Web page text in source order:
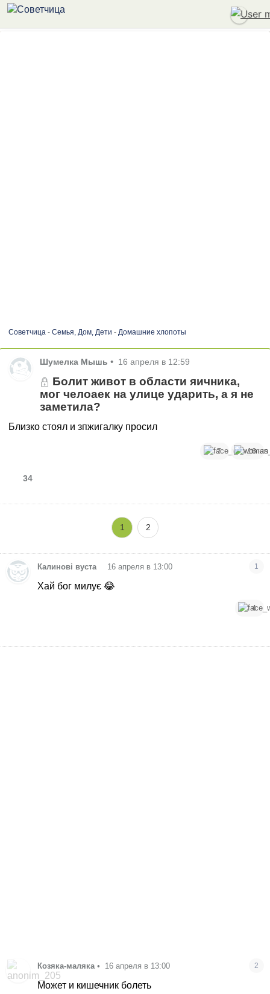
Советчица- Семья, Дом, Дети - Домашние хлопоты
Шумелка Мышь • 16 апреля в 12:59
Болит живот в области яичника,
мог челоаек на улице ударить, а я не
заметила?
Близко стоял и зпжигалку просил
7 16
34
1 2
Калинові вуста 16 апреля в 13:00 1
Хай бог милує 😂
4
Козяка-маляка • 16 апреля в 13:00 2
Может и кишечник болеть